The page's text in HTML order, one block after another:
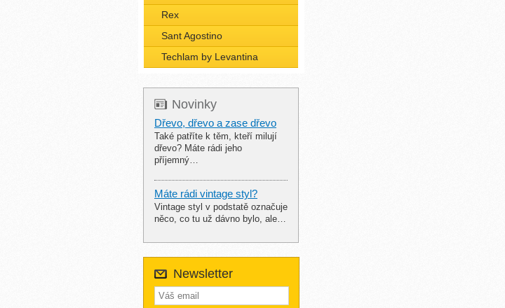
Rex
Sant Agostino
Techlam by Levantina
Novinky
Dřevo, dřevo a zase dřevo
Také patříte k těm, kteří milují
dřevo? Máte rádi jeho
příjemný…
Máte rádi vintage styl?
Vintage styl v podstatě označuje
něco, co tu už dávno bylo, ale…
Newsletter